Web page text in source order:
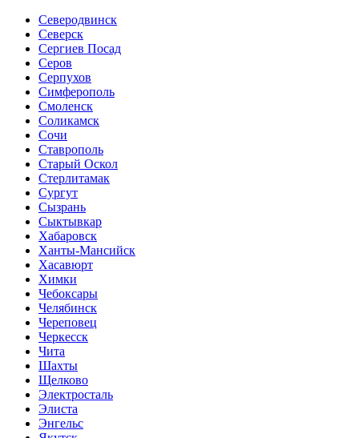
Северодвинск
Северск
Сергиев Посад
Серов
Серпухов
Симферополь
Смоленск
Соликамск
Сочи
Ставрополь
Старый Оскол
Стерлитамак
Сургут
Сызрань
Сыктывкар
Хабаровск
Ханты-Мансийск
Хасавюрт
Химки
Чебоксары
Челябинск
Череповец
Черкесск
Чита
Шахты
Щелково
Электросталь
Элиста
Энгельс